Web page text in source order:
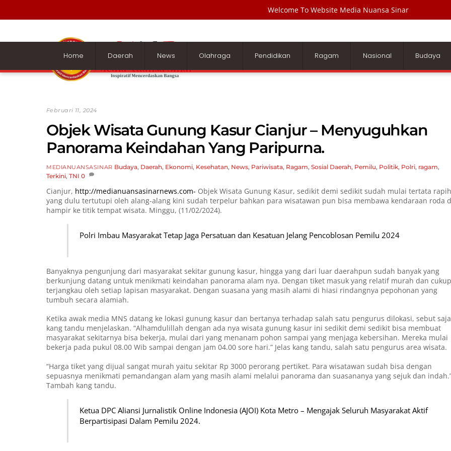
Welcome To Website Media Nuansa Sinar
content
Home
Daerah News Olahraga Pendidikan Ragam Nasional Budaya
Februari 11, 2024
Objek Wisata Gunung Kasur Cianjur – Menyuguhkan
Panorama Keindahan Yang Paripurna.
MEDIANUANSASINAR Budaya, Daerah, Ekonomi, Kesehatan, News, Pariwisata, Ragam, Sosial Daerah, Pemilu, Politik, Polri, ragam,
Terkini, TNI 0
Cianjur, http://medianuansasinarnews.com- Objek Wisata Gunung Kasur, sedikit demi sedikit sudah mulai tertata rapih
yang dulu tertutupi oleh alang-alang kini sudah terpelur bahkan para wisatawan pun bisa membawa kendaraan roda
hampir ke titik tempat wisata. Minggu, (11/02/2024).
Polri Imbau Masyarakat Tetap Jaga Persatuan dan Kesatuan Jelang Pencoblosan Pemilu 2024
Banyaknya pengunjung dari masyarakat sekitar gunung kasur, hingga yang dari luar daerahpun sudah banyak yang
berkunjung datang untuk menikmati keindahan panorama alam nya. Dengan tiket masuk yang relatif murah dan cukup
terjangkau oleh setiap lapisan masyarakat. Dengan suasana yang masih alami di hiasi rindangnya pepohonan yang
tumbuh secara alamiah.
Ketika awak media MNS datang ke lokasi gunung kasur dan bertanya terhadap salah satu pengurus dilokasi, sebut saja
kang tandu menjelaskan. “Alhamdulillah dengan ada nya wisata gunung kasur ini sedikit demi sedikit bisa membuat
masyarakat sekitarnya bisa bekerja, mulai dari yang menanam pohon sampai yang menjaga kebersihan. Mereka mulai
bekerja pada pukul 08.00 Wib sampai dengan jam 04.00 sore hari.” Jelas kang tandu, salah satu pengurus area wisata.
“Harga tiket yang dijual sangat murah yaitu sekitar Rp 3000 perorang pertiket. Para wisatawan sudah bisa dengan
sepuasnya menikmati pemandangan alam yang masih alami melalui panorama dan suasananya yang sejuk dan
Tambah kang tandu.
Ketua DPC Aliansi Jurnalistik Online Indonesia (AJOI) Kota Metro – Mengajak Seluruh Masyarakat Aktif
Berpartisipasi Dalam Pemilu 2024.